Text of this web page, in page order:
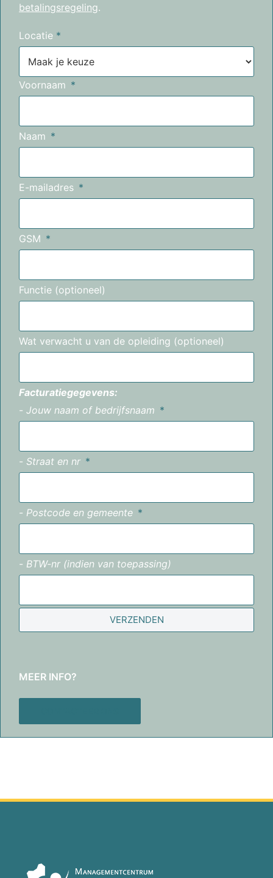
betalingsregeling.
Locatie *
Voornaam
Naam
E-mailadres
GSM
Functie (optioneel)
Wat verwacht u van de opleiding (optioneel)
Facturatiegegevens:
- Jouw naam of bedrijfsnaam
- Straat en nr
- Postcode en gemeente
- BTW-nr (indien van toepassing)
VERZENDEN
MEER INFO?